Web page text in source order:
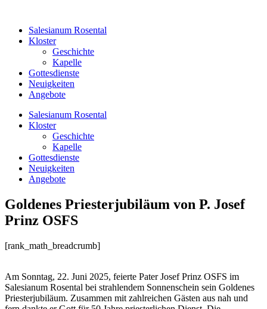
springenSalesianum Rosental
Kloster
Geschichte
Kapelle
Gottesdienste
Neuigkeiten
Angebote
Salesianum Rosental
Kloster
Geschichte
Kapelle
Gottesdienste
Neuigkeiten
Angebote
Goldenes Priesterjubiläum von P. Josef
Prinz OSFS
[rank_math_breadcrumb]
Am Sonntag, 22. Juni 2025, feierte Pater Josef Prinz OSFS im
Salesianum Rosental bei strahlendem Sonnenschein sein Goldenes
Priesterjubiläum. Zusammen mit zahlreichen Gästen aus nah und